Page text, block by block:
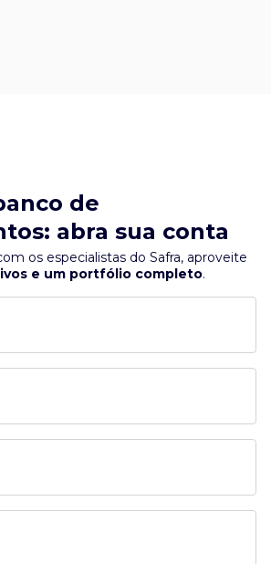
de
abra sua conta
os especialistas do Safra, aproveite
e um portfólio completo.